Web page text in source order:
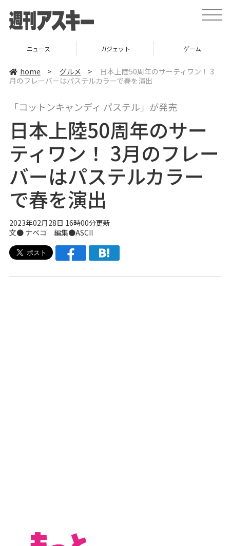
t
o
v
ニュース ガジェット ゲーム
home > グルメ >
日本上陸50周年のサーティワン！ 3
月のフレーバーはパステルカラーで春を演出
「コットンキャンディ パステル」が発売
日本上陸50周年のサー
ティワン！ 3月のフレー
バーはパステルカラー
で春を演出
2023年02月28日 16時00分更新
文● ナベコ 編集●ASCII